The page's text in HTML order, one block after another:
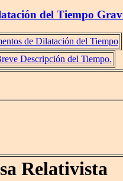
del Tiempo
de Dilatación del Tiempo
Descripción del Tiempo.
Relativista